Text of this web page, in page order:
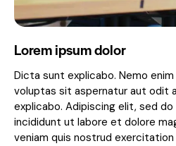
Lorem ipsum dolor
Dicta sunt explicabo. Nemo
voluptas sit aspernatur aut odit
explicabo. Adipiscing elit, sed
incididunt ut labore et dolore
veniam quis nostrud